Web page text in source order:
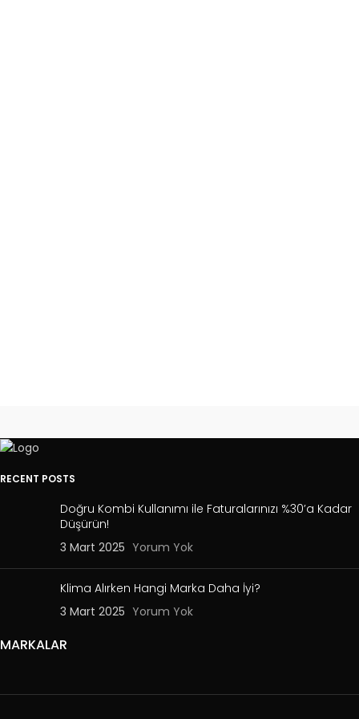
RECENT POSTS
Doğru Kombi Kullanımı ile Faturalarınızı %30’a Kadar
Düşürün!
3 Mart 2025 Yorum Yok
Klima Alırken Hangi Marka Daha İyi?
3 Mart 2025 Yorum Yok
MARKALAR